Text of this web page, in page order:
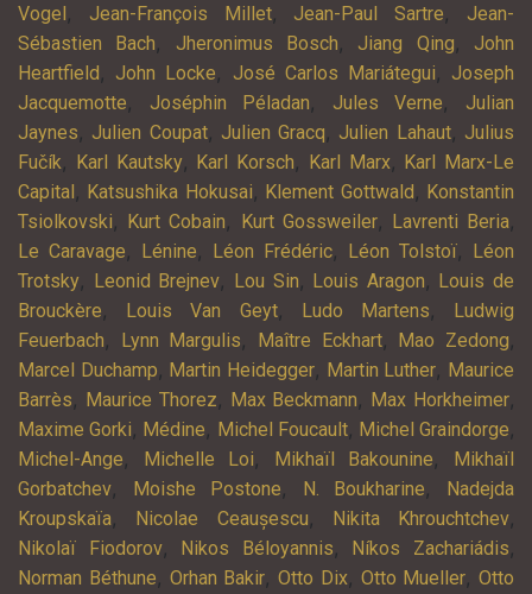
Vogel , Jean-François Millet, Jean-Paul Sartre, Jean-
Sébastien Bach, Jheronimus Bosch, Jiang Qing, John
Heartfield , John Locke, José Carlos Mariátegui, Joseph
Jacquemotte, Joséphin Péladan, Jules Verne, Julian
Jaynes, Julien Coupat, Julien Gracq, Julien Lahaut, Julius
Fučík, Karl Kautsky, Karl Korsch, Karl Marx, Karl Marx-Le
Capital , Katsushika Hokusai, Klement Gottwald , Konstantin
Tsiolkovski, Kurt Cobain, Kurt Gossweiler, Lavrenti Beria,
Le Caravage, Lénine, Léon Frédéric, Léon Tolstoï,
Léon
Trotsky, Leonid Brejnev, Lou Sin, Louis Aragon, Louis de
Brouckère, Louis Van Geyt, Ludo Martens,
Ludwig
Feuerbach, Lynn Margulis, Maître Eckhart, Mao Zedong,
Marcel Duchamp, Martin Heidegger, Martin Luther, Maurice
Barrès, Maurice Thorez, Max Beckmann, Max Horkheimer,
Maxime Gorki, Médine, Michel Foucault, Michel Graindorge,
Michel-Ange, Michelle Loi, Mikhaïl Bakounine,
Mikhaïl
Gorbatchev, Moishe Postone, N. Boukharine,
Nadejda
Kroupskaïa, Nicolae Ceaușescu, Nikita Khrouchtchev,
Nikolaï Fiodorov, Nikos Béloyannis, Níkos Zachariádis,
Norman Béthune, Orhan Bakir, Otto Dix, Otto Mueller, Otto